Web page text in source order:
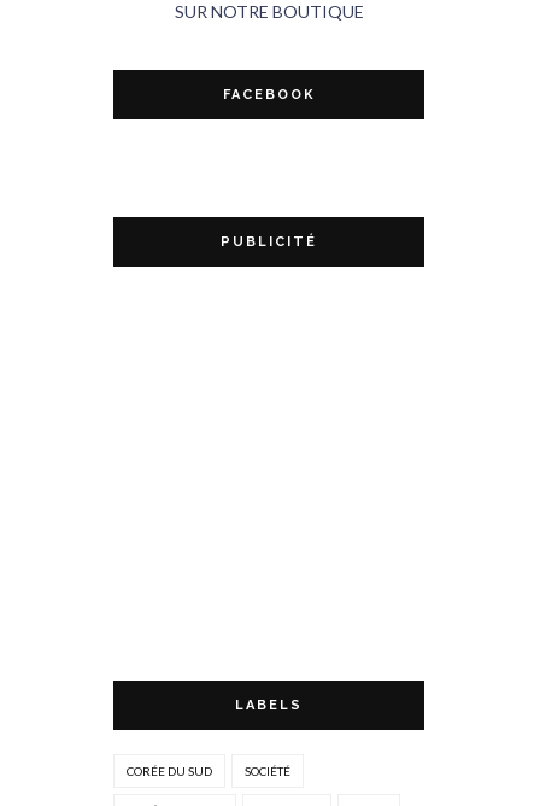
SUR NOTRE BOUTIQUE
FACEBOOK
PUBLICITÉ
LABELS
CORÉE DU SUD SOCIÉTÉ